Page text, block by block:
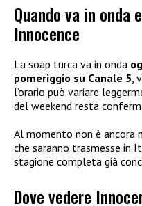
Quando va in onda
Innocence
La soap turca va in onda
pomeriggio su Canale 5 ,
l’orario può variare
del weekend resta
Al momento non è
che saranno trasmesse in
stagione completa già
Dove vedere